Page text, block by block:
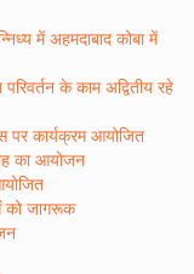
में अहमदाबाद कोबा में
के काम अद्वितीय रहे
पर कार्यक्रम आयोजित
का आयोजन
को जागरूक